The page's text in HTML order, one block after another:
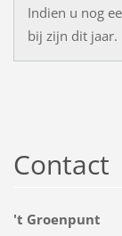
Indien u nog
bij zijn dit jaar.
Contact
't Groenpunt